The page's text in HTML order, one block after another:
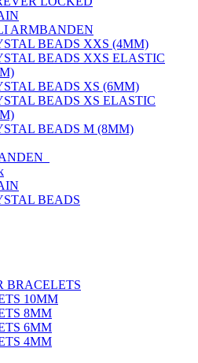
ARMBANDEN
BEADS XXS (4MM)
BEADS XXS ELASTIC
BEADS XS (6MM)
BEADS XS ELASTIC
BEADS M (8MM)
BEADS
BRACELETS
10MM
8MM
6MM
4MM